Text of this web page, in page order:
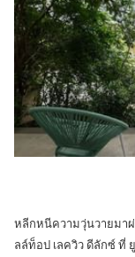
หลีกหนีความวุ่นวายมา
ลล์ท็อป เลควิว ดีลักซ์ ที่